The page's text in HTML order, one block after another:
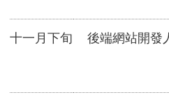
十一月下旬 後端網站開發